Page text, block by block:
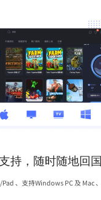
持，随时随地回
、支持Windows PC 及 Mac